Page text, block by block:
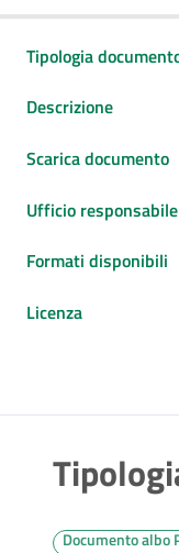
Tipologia
Descrizione
Scarica documento
Ufficio responsabile
Formati disponibili
Licenza
Documento albo